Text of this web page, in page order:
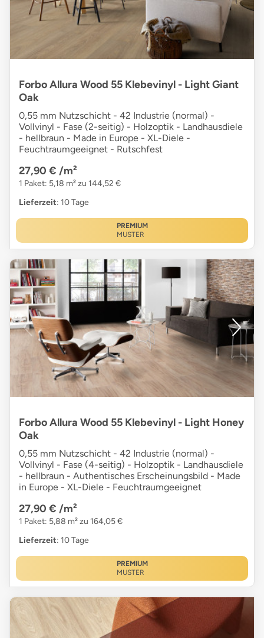
Forbo Allura Wood 55 Klebevinyl - Light Giant
Oak
0,55 mm Nutzschicht - 42 Industrie (normal) -
Vollvinyl - Fase (2-seitig) - Holzoptik - Landhausdiele
- hellbraun - Made in Europe - XL-Diele -
Feuchtraumgeeignet - Rutschfest
27,90 € /m²
1 Paket: 5,18 m² zu 144,52 €
Lieferzeit: 10 Tage
PREMIUM
MUSTER
Forbo Allura Wood 55 Klebevinyl - Light Honey
Oak
0,55 mm Nutzschicht - 42 Industrie (normal) -
Vollvinyl - Fase (4-seitig) - Holzoptik - Landhausdiele
- hellbraun - Authentisches Erscheinungsbild - Made
in Europe - XL-Diele - Feuchtraumgeeignet
27,90 € /m²
1 Paket: 5,88 m² zu 164,05 €
Lieferzeit: 10 Tage
PREMIUM
MUSTER